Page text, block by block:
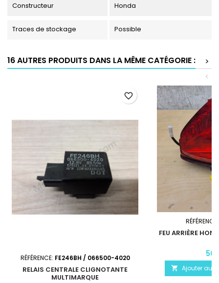
Constructeur Honda
Traces de stockage Possible
16 AUTRES PRODUITS DANS LA MÊME CATÉGORIE :
>
<
RÉFÉRENCE: FE246BH / 066500-4020
RELAIS CENTRALE CLIGNOTANTE
MULTIMARQUE
favorite_border
FEU ARRIÈRE
 Ajouter au